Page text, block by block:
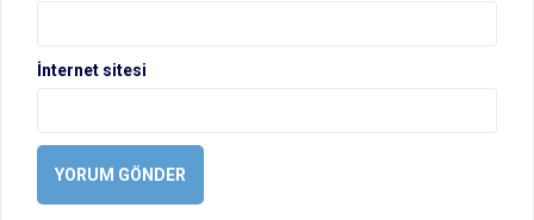
İnternet sitesi